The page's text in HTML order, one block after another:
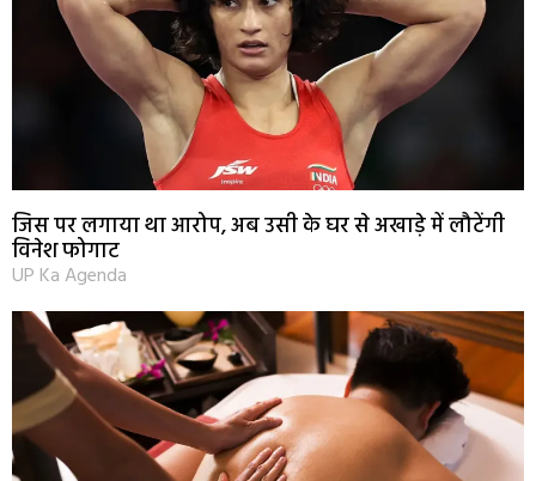
जिस पर लगाया था आरोप, अब उसी के घर से अखाड़े में लौटेंगी
विनेश फोगाट
UP Ka Agenda